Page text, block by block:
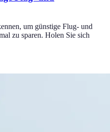
um günstige Flug- und
zu sparen. Holen Sie sich